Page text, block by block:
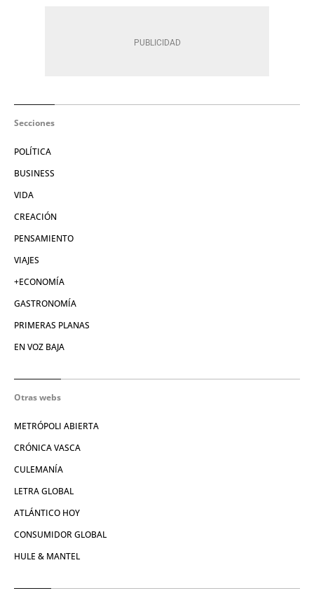
Secciones
POLÍTICA
BUSINESS
VIDA
CREACIÓN
PENSAMIENTO
VIAJES
+ECONOMÍA
GASTRONOMÍA
PRIMERAS PLANAS
EN VOZ BAJA
Otras webs
METRÓPOLI ABIERTA
CRÓNICA VASCA
CULEMANÍA
LETRA GLOBAL
ATLÁNTICO HOY
CONSUMIDOR GLOBAL
HULE & MANTEL